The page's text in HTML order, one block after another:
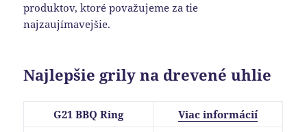
produktov, ktoré považujeme za tie
najzaujímavejšie.
Najlepšie grily na drevené uhlie
G21 BBQ Ring
Viac informácií